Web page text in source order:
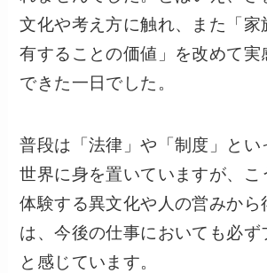
文化や考え方に触れ、また「家
有することの価値」を改めて実
できた一日でした。
普段は「法律」や「制度」とい
世界に身を置いていますが、こ
体験する異文化や人の営みから
は、今後の仕事においても必ず
と感じています。